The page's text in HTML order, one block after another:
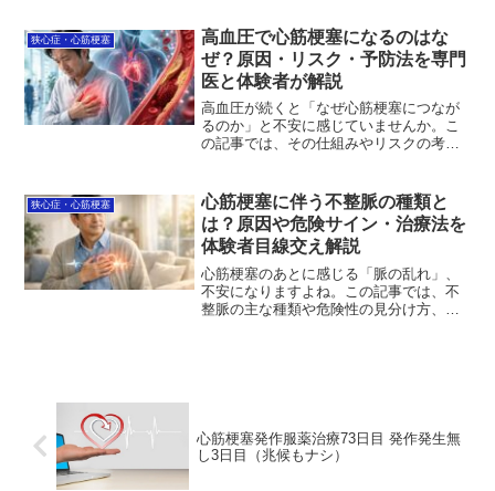
状までをわかりやすく整理しています。
正しい知識を知ることで、いざというと
きの判断に役立ち、安心につながりま
す。まずは基本から一緒に確認していき
ましょう。
狭心症・心筋梗塞
高血圧で心筋梗塞になるのはな
ぜ？原因・リスク・予防法を専門
医と体験者が解説
高血圧が続くと「なぜ心筋梗塞につなが
るのか」と不安に感じていませんか。こ
の記事では、その仕組みやリスクの考え
ことで、過度に怖がらずに対策を考えら
れるようになります。まずは原因と向き
合い、できることから一緒に始めていき
ましょう。
狭心症・心筋梗塞
心筋梗塞に伴う不整脈の種類と
は？原因や危険サイン・治療法を
体験者目線交え解説
心筋梗塞のあとに感じる「脈の乱れ」、
不安になりますよね。この記事では、不
整脈の主な種類や危険性の見分け方、症
心筋梗塞発作服薬治療73日目 発作発生無
し3日目（兆候もナシ）